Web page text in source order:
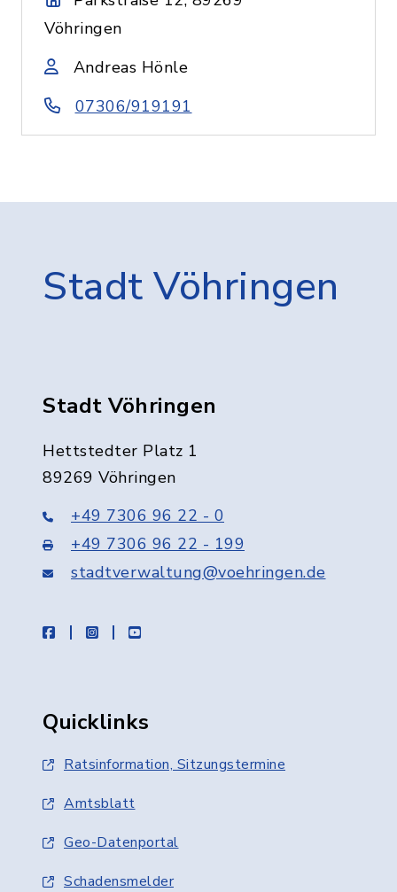
Vöhringen
Andreas Hönle
07306/919191
Stadt Vöhringen
Stadt Vöhringen
Hettstedter Platz 1
89269 Vöhringen
+49 7306 96 22 - 0
+49 7306 96 22 - 199
stadtverwaltung@voehringen.de
facebookinstagramyoutube
Quicklinks
Ratsinformation, Sitzungstermine
Amtsblatt
Geo-Datenportal
Schadensmelder